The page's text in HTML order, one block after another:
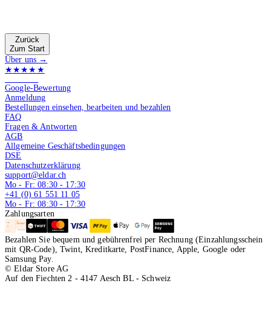
Zurück
Zum Start
Über uns →
★★★★★
Google-Bewertung
Anmeldung
Bestellungen einsehen, bearbeiten und bezahlen
FAQ
Fragen & Antworten
AGB
Allgemeine Geschäftsbedingungen
DSE
Datenschutzerklärung
support@eldar.ch
Mo - Fr: 08:30 - 17:30
+41 (0) 61 551 11 05
Mo - Fr: 08:30 - 17:30
Zahlungsarten
Bezahlen Sie bequem und gebührenfrei per Rechnung (Einzahlungsschein
mit QR-Code), Twint, Kreditkarte, PostFinance, Apple, Google oder
Samsung Pay.
© Eldar Store AG
Auf den Fiechten 2 - 4147 Aesch BL - Schweiz